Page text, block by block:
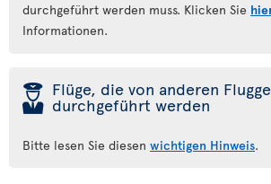
durchgeführt werden muss. Klicken Sie
Informationen.
þ Flüge, die von anderen
durchgeführt werden
Bitte lesen Sie diesen wichtigen Hinweis.